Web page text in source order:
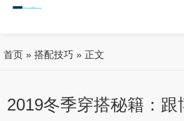
首页 » 搭配技巧 » 正文
2019冬季穿搭秘籍：